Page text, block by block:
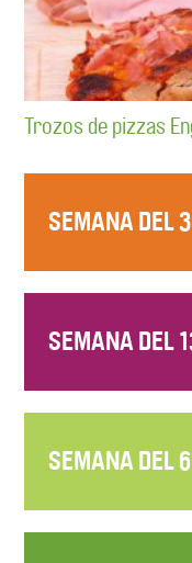
Trozos de pizzas
SEMANA DEL
SEMANA DEL
SEMANA DEL